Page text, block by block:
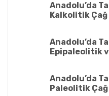
Anadolu’da
Kalkolitik Çağ
Anadolu’da
Epipaleolitik
Anadolu’da
Paleolitik